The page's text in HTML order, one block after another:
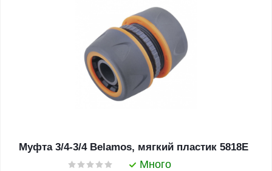
Муфта 3/4-3/4 Belamos, мягкий пластик 5818Е
Много